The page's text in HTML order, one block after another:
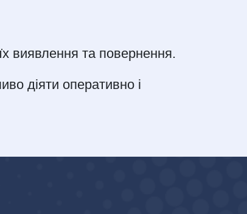
виявлення та повернення.
діяти оперативно і